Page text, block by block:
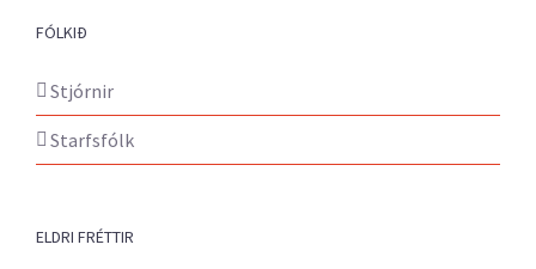
FÓLKIÐ
Stjórnir
Starfsfólk
ELDRI FRÉTTIR